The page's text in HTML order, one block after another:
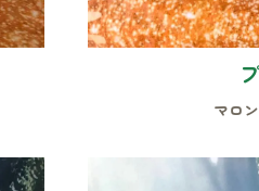
マロ